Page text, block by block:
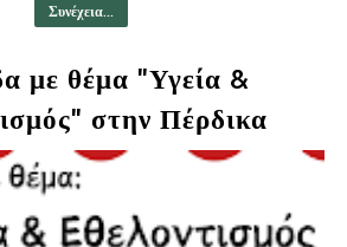
Συνέχεια...
με θέμα "Υγεία &
στην Πέρδικα